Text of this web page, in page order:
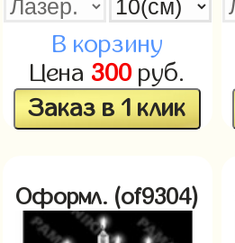
В корзину
Цена 300руб.
Заказ в 1 клик
Оформл. (of9304)